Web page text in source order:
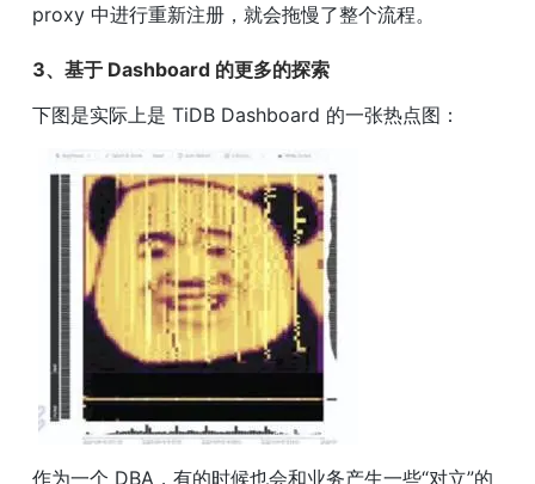
proxy 中进行重新注册，就会拖慢了整个流程。
3、基于 Dashboard 的更多的探索
下图是实际上是 TiDB Dashboard 的一张热点图：
作为一个 DBA，有的时候也会和业务产生一些“对立”的